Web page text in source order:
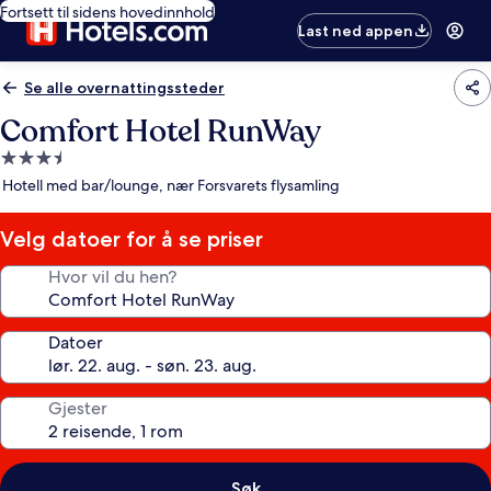
Fortsett til sidens hovedinnhold
Last ned appen
Se alle overnattingssteder
Comfort Hotel RunWay
Overnattingssted
med
stjerner
Hotell med bar/lounge, nær Forsvarets flysamling
Velg datoer for å se priser
Hvor vil du hen?
Datoer
Gjester